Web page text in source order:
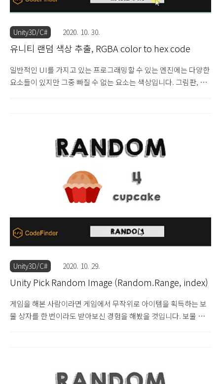
Unity3D/C# 2020. 10. 30.
유니티 랜덤 색상 추출, RGBA color to hex code
일반적인 UI를 가지고 있는 프로그래밍할 수 있는 엔진에는 다양한
요소들이 있지만 그중 빠질 수 없는 요소는 색상입니다. 그림판, 포
RGBA는 8자리의 코드를 가지고 있습니다. 예를 들어 RGB는
FFFFFF은 흰색이고 RGBA는 알파가 추가된 것으로 FFFFFFFF을
해야 투명하지 않은 흰색이 나옵니다. 유니티에도 마찬가지로 색상
이라는 개념이 있습니다. 색상 코드로 색상을 변경할 수도 있고 반
대로 색상으로 색상 코드를 출력할 수도 있습니다. 또 유니..
Unity3D/C# 2020. 10. 29.
Unity Pick Random Image (Random.Range, index)
게임을 해본 사람이라면 게임에서 무작위로 아이템을 획득하는 보
물 상자를 한 번이라도 받아보신 경험을 해봤을 것입니다. 보물 상
아이템에 대한 가격이나 상세정보를 추가로 보여주면서 획득한 아